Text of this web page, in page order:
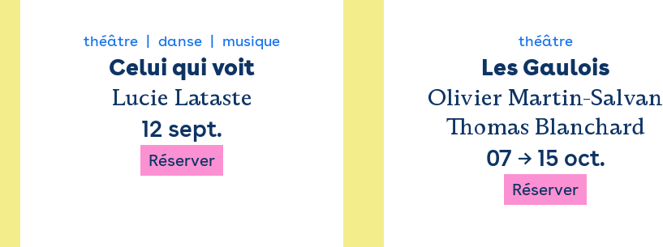
théâtre danse musique
Celui qui voit
Lucie Lataste
12 sept.
Réserver
théâtre
Les Gaulois
Olivier Martin-Salvan
Thomas Blanchard
07 → 15 oct.
Réserver